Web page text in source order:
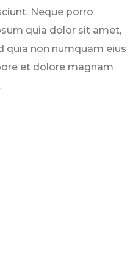
Neque porro
quia dolor sit amet,
quia non numquam eius
et dolore magnam